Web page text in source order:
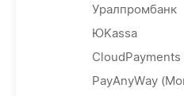
Уралпромбанк
ЮKassa
CloudPayments
PayAnyWay